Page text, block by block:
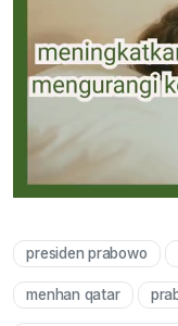
presiden prabowo
menhan qatar